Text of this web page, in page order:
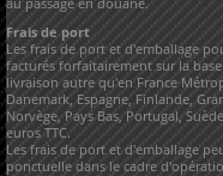
Frais de port
Les frais de port et d'emballage
facturés forfaitairement sur la
livraison autre qu'en France
Danemark, Espagne, Finlande,
Norvège, Pays Bas, Portugal,
euros TTC.
Les frais de port et d'emballage
ponctuelle dans le cadre